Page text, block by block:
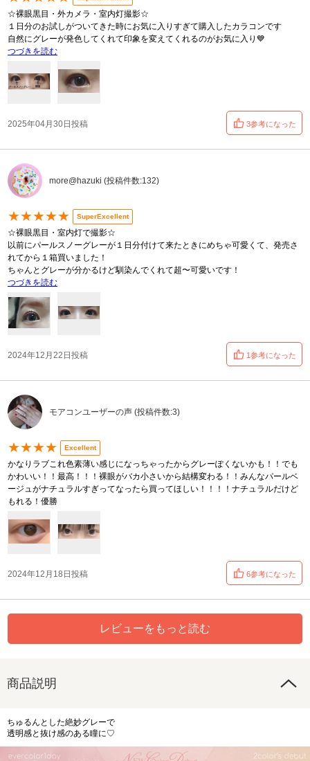
☆裸眼黒目・外カメラ・室内灯撮影☆
１日分のお試しがついてきた時にお気に入りすぎて購入したカラコンです
自然にグレーが発色してくれて印象を変えてくれるのがお気に入り💙
つづきを読む
2025年04月30日投稿 3参考になった
more@hazuki (投稿件数:132)
★★★★★ SuperExcellent
☆裸眼黒目・室内灯で撮影☆
以前にパールスノーグレーが１日分付けて来たときにめちゃ可愛くて、発売さ
れてから１箱買いました！
ちゃんとグレーが分かるけど馴染んでくれて超〜可愛いです！
つづきを読む
2024年12月22日投稿 1参考になった
モアコンユーザーの声 (投稿件数:3)
★★★★ Excellent
かなりラブこれ色素薄い感じになっちゃったからグレーぽくないかも！！でも
かわいい！！最高！！！裸眼がバカ小さいから結構変わる！！みんなパールベ
ージュがナチュラルすぎってなったら買ってほしい！！！！ナチュラルだけど
もれる！優勝
2024年12月18日投稿 6参考になった
レビューをもっと読む
商品説明
ちゅるんとした絶妙グレーで
透明感と抜け感のある瞳に♡